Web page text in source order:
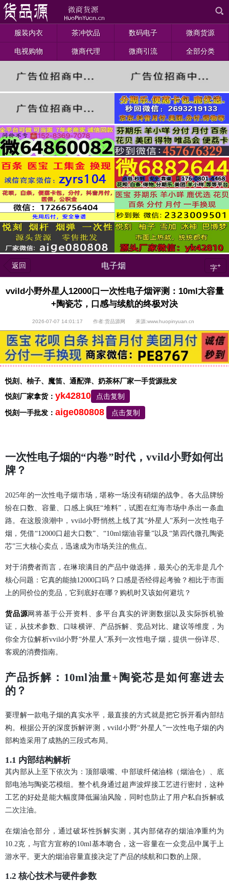
服装内衣 茶冲饮品 数码电子 微商货源
电视购物 微商代理 微商引流 全部分类
返回 电子烟 字+
vvild小野外星人12000口一次性电子烟评测：10ml大容量
+陶瓷芯，口感与续航的终极对决
2026-07-07 14:01:17 作者:货品源网 来源:www.huopinyuan.cn
悦刻、柚子、魔笛、通配弹、奶茶杯厂家一手货源批发
悦刻厂家拿货： yk42810
点击复制
悦刻一手批发： aige080808 点击复制
一次性电子烟的“内卷”时代，vvild小野如何出
牌？
2025年的一次性电子烟市场，堪称一场没有硝烟的战争。各大品牌纷
纷在口数、容量、口感上疯狂“堆料”，试图在红海市场中杀出一条血
路。在这股浪潮中，vvild小野悄然上线了其“外星人”系列一次性电子
烟，凭借“12000口超大口数”、“10ml烟油容量”以及“第四代微孔陶瓷
芯”三大核心卖点，迅速成为市场关注的焦点。
对于消费者而言，在琳琅满目的产品中做选择，最关心的无非是几个
核心问题：它真的能抽12000口吗？口感是否经得起考验？相比于市面
上的同价位的竞品，它到底好在哪？购机时又该如何避坑？
货品源网将基于公开资料、多平台真实的评测数据以及实际拆机验
证，从技术参数、口味横评、产品拆解、竞品对比、建议等维度，为
你全方位解析vvild小野“外星人”系列一次性电子烟，提供一份详尽、
客观的消费指南。
产品拆解：10ml油量+陶瓷芯是如何塞进去
的？
要理解一款电子烟的真实水平，最直接的方式就是把它拆开看内部结
构。根据公开的深度拆解评测，vvild小野“外星人”一次性电子烟的内
部构造采用了成熟的三段式布局。
1.1 内部结构解析
其内部从上至下依次为：顶部吸嘴、中部玻纤储油棉（烟油仓）、底
部电池与陶瓷芯模组。整个机身通过超声波焊接工艺进行密封，这种
工艺的好处是能大幅度降低漏油风险，同时也防止了用户私自拆解或
二次注油。
在烟油仓部分，通过破坏性拆解实测，其内部储存的烟油净重约为
10.2克，与官方宣称的10ml基本吻合，这一容量在一众竞品中属于上
游水平。更大的烟油容量直接决定了产品的续航和口数的上限。
1.2 核心技术与硬件参数